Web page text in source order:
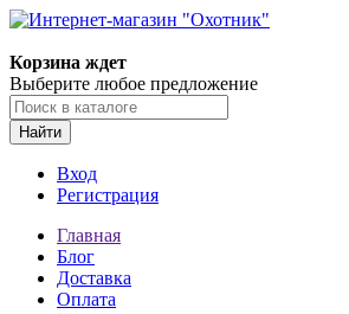
Корзина ждет
Выберите любое предложение
Найти
Вход
Регистрация
Главная
Блог
Доставка
Оплата